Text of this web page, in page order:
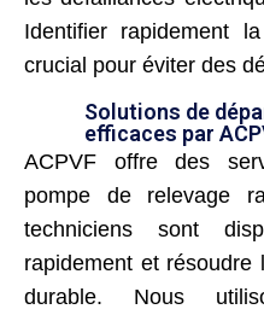
Identifier rapidement
crucial pour éviter des
Solutions de
efficaces par
ACPVF offre des
pompe de relevage
techniciens sont
rapidement et résoudre
durable. Nous